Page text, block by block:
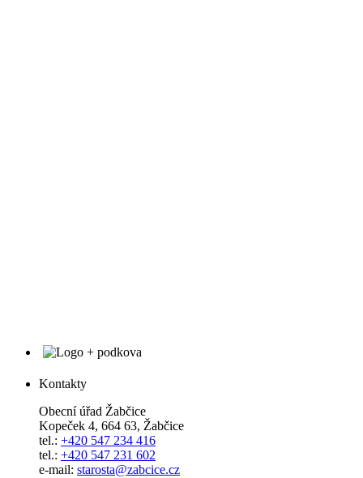
Kontakty
Obecní úřad Žabčice
Kopeček 4, 664 63, Žabčice
tel.: +420 547 234 416
tel.: +420 547 231 602
e-mail: starosta@zabcice.cz